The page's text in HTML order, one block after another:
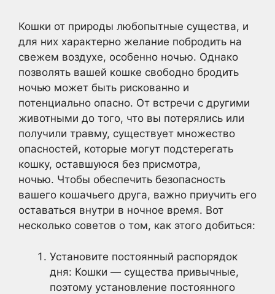
Кошки от природы любопытные существа, и
для них характерно желание побродить на
свежем воздухе, особенно ночью. Однако
позволять вашей кошке свободно бродить
ночью может быть рискованно и
потенциально опасно. От встречи с другими
животными до того, что вы потерялись или
получили травму, существует множество
опасностей, которые могут подстерегать
кошку, оставшуюся без присмотра,
ночью. Чтобы обеспечить безопасность
вашего кошачьего друга, важно приучить его
оставаться внутри в ночное время. Вот
несколько советов о том, как этого добиться:
Установите постоянный распорядок
дня: Кошки — существа привычные,
поэтому установление постоянного